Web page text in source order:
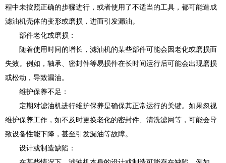
程中未按照正确的步骤进行，或者使用了不适当的工具，都可能造成
滤油机壳体的变形或磨损，进而引发漏油。
部件老化或磨损：
随着使用时间的增长，滤油机的某些部件可能会因老化或磨损而
失效。例如，轴承、密封件等易损件在长时间运行后可能会出现磨损
或松动，导致漏油。
维护保养不足：
定期对滤油机进行维护保养是确保其正常运行的关键。如果忽视
维护保养工作，如不及时更换老化的密封件、清洗滤网等，可能会导
致设备性能下降，甚至引发漏油等故障。
设计或制造缺陷：